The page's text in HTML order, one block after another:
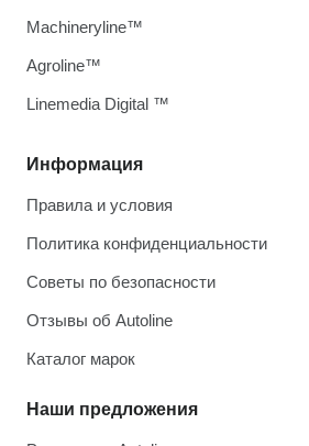
Информация
Правила и условия
Политика конфиденциальности
Советы по безопасности
Отзывы об Autoline
Каталог марок
Наши предложения
Machineryline™
Agroline™
Linemedia Digital ™